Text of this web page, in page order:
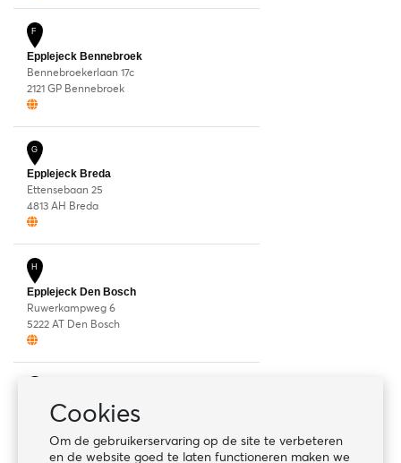
Cookies
Om de gebruikerservaring op de site te verbeteren
en de website goed te laten functioneren maken we
F
Epplejeck Bennebroek
Bennebroekerlaan 17c
2121 GP Bennebroek
G
Epplejeck Breda
Ettensebaan 25
4813 AH Breda
H
Epplejeck Den Bosch
Ruwerkampweg 6
5222 AT Den Bosch
Epplejeck Den Haag
Wolga 7
2491 BK Den Haag